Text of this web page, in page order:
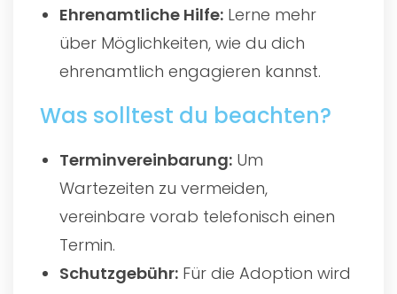
Ehrenamtliche Hilfe: Lerne mehr
über Möglichkeiten, wie du dich
ehrenamtlich engagieren kannst.
Was solltest du beachten?
Terminvereinbarung: Um
Wartezeiten zu vermeiden,
vereinbare vorab telefonisch einen
Termin.
Schutzgebühr: Für die Adoption wird